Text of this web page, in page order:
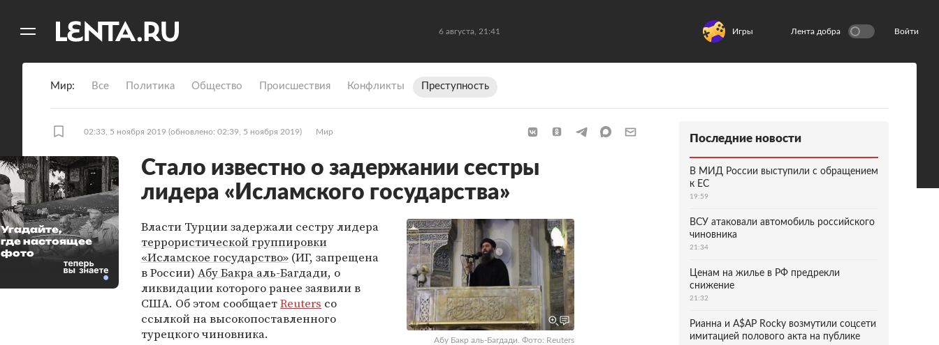
6 августа, 21:41 Игры Лента добра Войти
Мир Все Политика Общество Происшествия Конфликты Преступность
02:33, 5 ноября 2019 (обновлено: 02:39, 5 ноября 2019) Мир
Стало известно о задержании сестры
лидера «Исламского государства»
Абу Бакр аль-Багдади. Фото: Reuters
Власти Турции задержали сестру лидера
террористической группировки
«Исламское государство» (ИГ, запрещена
в России) Абу Бакра аль-Багдади, о
ликвидации которого ранее заявили в
США. Об этом сообщаетReuters со
ссылкой на высокопоставленного
турецкого чиновника.
Угадайте,
где настоящее
фото
Последние новости
В МИД России выступили с обращением
к ЕС
19:59
ВСУ атаковали автомобиль российского
чиновника
21:34
Ценам на жилье в РФ предрекли
снижение
21:32
Рианна и A$AP Rocky возмутили соцсети
имитацией полового акта на публике